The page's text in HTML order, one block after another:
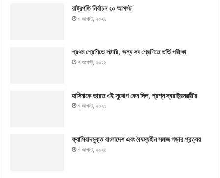
রাষ্ট্রপতি নির্বাচন ২০ আগস্ট
৭ আগস্ট, ২০২৬
প্রথম শ্রেণিতে লটারি, অন্য সব শ্রেণিতে ভর্তি পরীক্ষা
৭ আগস্ট, ২০২৬
হাসিনাকে ভারত এই সুযোগ কেন দিল, প্রশ্ন স্বরাষ্ট্রমন্ত্রী’র
৭ আগস্ট, ২০২৬
ফ্যাসিবাদমুক্ত বাংলাদেশ এবং বৈষম্যহীন সমাজ গড়ার প্রত্যয়
৭ আগস্ট, ২০২৬